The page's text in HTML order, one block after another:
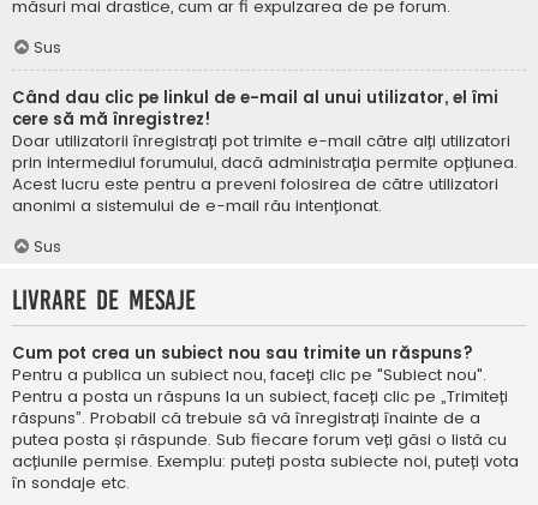
măsuri mai drastice, cum ar fi expulzarea de pe forum.
Sus
Când dau clic pe linkul de e-mail al unui utilizator, el îmi
cere să mă înregistrez!
Doar utilizatorii înregistrați pot trimite e-mail către alți utilizatori
prin intermediul forumului, dacă administrația permite opțiunea.
Acest lucru este pentru a preveni folosirea de către utilizatori
anonimi a sistemului de e-mail rău intenționat.
Sus
Livrare de mesaje
Cum pot crea un subiect nou sau trimite un răspuns?
Pentru a publica un subiect nou, faceți clic pe "Subiect nou".
Pentru a posta un răspuns la un subiect, faceți clic pe „Trimiteți
răspuns”. Probabil că trebuie să vă înregistrați înainte de a
putea posta și răspunde. Sub fiecare forum veți găsi o listă cu
acțiunile permise. Exemplu: puteți posta subiecte noi, puteți vota
în sondaje etc.